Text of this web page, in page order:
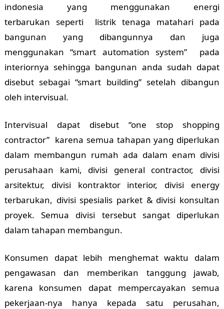
indonesia yang menggunakan energi
terbarukan seperti listrik tenaga matahari pada
bangunan yang dibangunnya dan juga
menggunakan “smart automation system” pada
interiornya sehingga bangunan anda sudah dapat
disebut sebagai “smart building” setelah dibangun
oleh intervisual.
Intervisual dapat disebut “one stop shopping
contractor” karena semua tahapan yang diperlukan
dalam membangun rumah ada dalam enam divisi
perusahaan kami, divisi general contractor, divisi
arsitektur, divisi kontraktor interior, divisi energy
terbarukan, divisi spesialis parket & divisi konsultan
proyek. Semua divisi tersebut sangat diperlukan
dalam tahapan membangun.
Konsumen dapat lebih menghemat waktu dalam
pengawasan dan memberikan tanggung jawab,
karena konsumen dapat mempercayakan semua
pekerjaan-nya hanya kepada satu perusahan,